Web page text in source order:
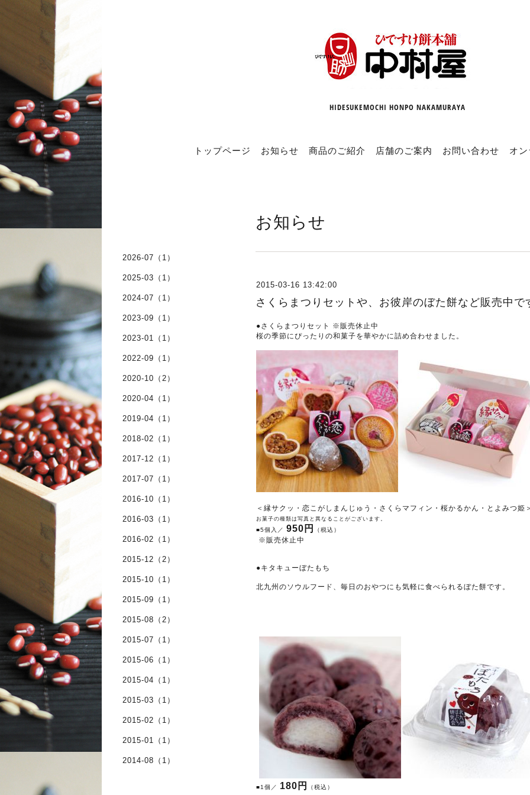
HIDESUKEMOCHI HONPO NAKAMURAYA
トップページ お知らせ 商品のご紹介 店舗のご案内 お問い合わせ オ
お知らせ
2015-03-16 13:42:00
さくらまつりセットや、お彼岸のぼた餅など販売中で
●さくらまつりセット ※販売休止中
桜の季節にぴったりの和菓子を華やかに詰め合わせました。
＜縁サクッ・恋こがしまんじゅう・さくらマフィン・桜かるかん・とよみつ姫
お菓子の種類は写真と異なることがございます。
■5個入／ 950円 （税込）
※販売休止中
●キタキューぼたもち
北九州のソウルフード、毎日のおやつにも気軽に食べられるぼた餅です。
■1個／ 180円 （税込）
2026-07（1）
2025-03（1）
2024-07（1）
2023-09（1）
2023-01（1）
2022-09（1）
2020-10（2）
2020-04（1）
2019-04（1）
2018-02（1）
2017-12（1）
2017-07（1）
2016-10（1）
2016-03（1）
2016-02（1）
2015-12（2）
2015-10（1）
2015-09（1）
2015-08（2）
2015-07（1）
2015-06（1）
2015-04（1）
2015-03（1）
2015-02（1）
2015-01（1）
2014-08（1）